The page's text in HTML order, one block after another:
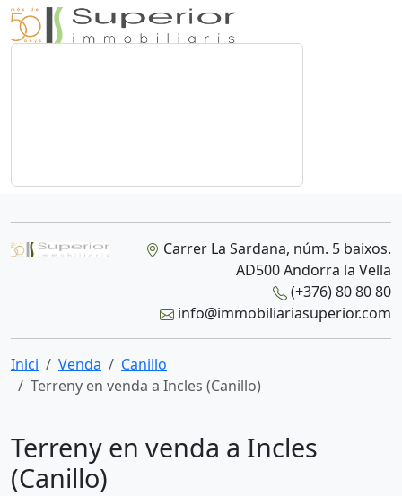
Carrer La Sardana, núm. 5 baixos.
AD500 Andorra la Vella
(+376) 80 80 80
info@immobiliariasuperior.com
Inici Venda
Canillo
Terreny en venda a Incles (Canillo)
Terreny en venda a Incles
(Canillo)